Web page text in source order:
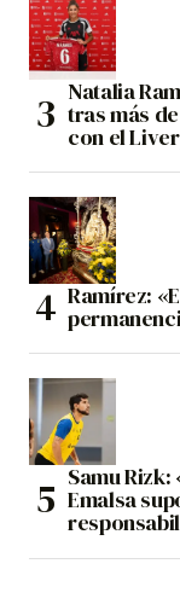
Natalia
tras más
con el
Ramírez:
Samu
Emalsa